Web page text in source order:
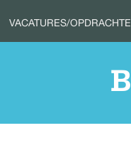
VACATURES/